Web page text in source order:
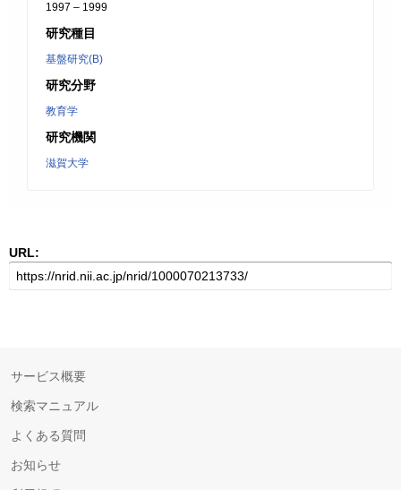
1997 – 1999
研究種目
基盤研究(B)
研究分野
教育学
研究機関
滋賀大学
URL:
サービス概要
検索マニュアル
よくある質問
お知らせ